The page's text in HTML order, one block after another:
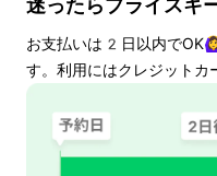
お支払いは 2 日以内で
す。利用にはクレジットカ